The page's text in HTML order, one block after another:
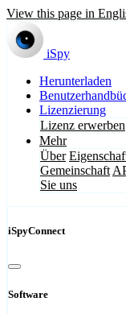
View this page in
iSpy
Herunterladen
Lizenzierung
Lizenz erwerben
Mehr
Über
Gemeinschaft
Sie uns
iSpyConnect
Software